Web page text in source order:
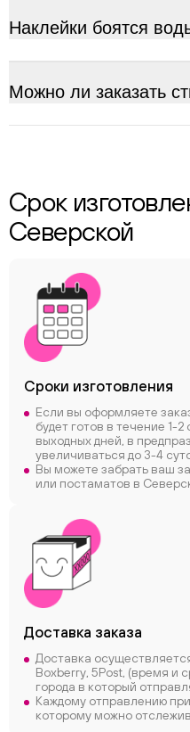
Наклейки боятся
Можно ли заказать
Срок
Северской
Сроки изготовления
Если вы оформляете
будет готов в течение 1-
выходных дней, в
увеличиваться до 3-4
Вы можете забрать ваш
или постаматов в
Доставка заказа
Доставка
Boxberry, 5Post, (время и
города в который
Каждому отправлению
которому можно